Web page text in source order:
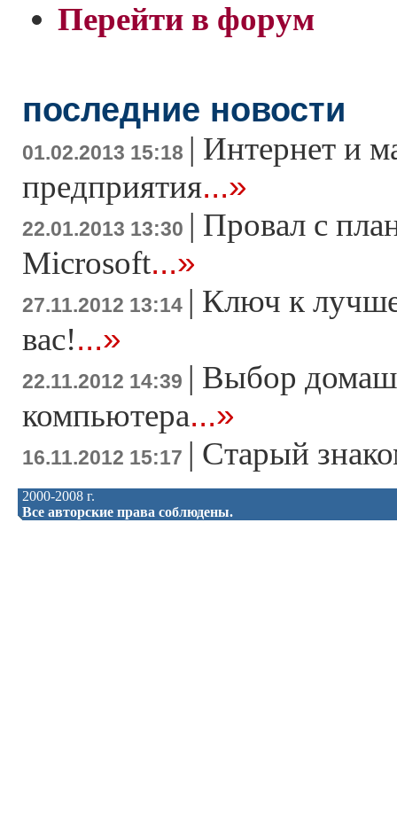
Перейти в форум
последние новости
01.02.2013 15:18 | Интернет и
предприятия...»
22.01.2013 13:30 | Провал с
Microsoft...»
27.11.2012 13:14 | Ключ к
вас!...»
22.11.2012 14:39 | Выбор
компьютера...»
16.11.2012 15:17 | Старый
2000-2008 г.
Все авторские права соблюдены.